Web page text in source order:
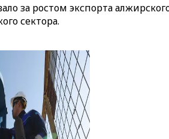
за ростом экспорта
сектора.